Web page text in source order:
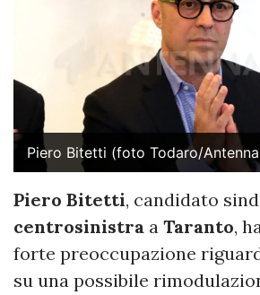
Piero Bitetti (foto Todaro/
Piero Bitetti, candidato
centrosinistra a Taranto,
forte preoccupazione
su una possibile